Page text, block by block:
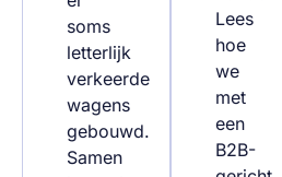
soms
letterlijk
verkeerde
wagens
gebouwd.
Samen
Lees
hoe
we
met
een
B2B-